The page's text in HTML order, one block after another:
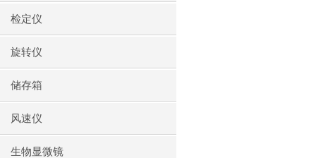
检定仪
旋转仪
储存箱
风速仪
生物显微镜